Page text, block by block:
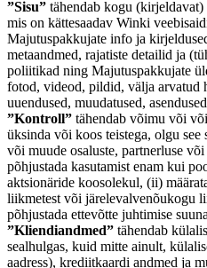
”Sisu” tähendab kogu
mis on kättesaadav Winki
Majutuspakkujate info ja
metaandmed, rajatiste detailid ja
poliitikad ning Majutuspakkujate
fotod, videod, pildid, välja arvatud
uuendused, muudatused,
”Kontroll” tähendab võimu või
üksinda või koos teistega, olgu see
või muude osaluste, partnerluse
põhjustada kasutamist enam kui
aktsionäride koosolekul, (ii)
liikmetest või järelevalvenõukogu
põhjustada ettevõtte juhtimise
”Kliendiandmed” tähendab
sealhulgas, kuid mitte ainult,
aadress), krediitkaardi andmed ja